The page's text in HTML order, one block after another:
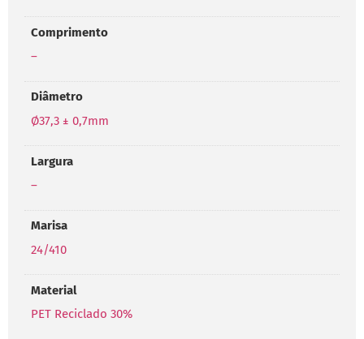
Comprimento
–
Diâmetro
Ø37,3 ± 0,7mm
Largura
–
Marisa
24/410
Material
PET Reciclado 30%